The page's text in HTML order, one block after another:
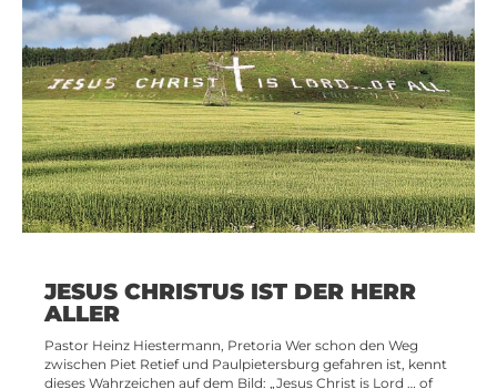
JESUS CHRISTUS IST DER HERR
ALLER
Pastor Heinz Hiestermann, Pretoria Wer schon den Weg
zwischen Piet Retief und Paulpietersburg gefahren ist, kennt
dieses Wahrzeichen auf dem Bild: „Jesus Christ is Lord … of